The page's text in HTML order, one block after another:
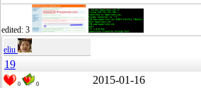
edited: 3
eliu
19
0 0 2015-01-16